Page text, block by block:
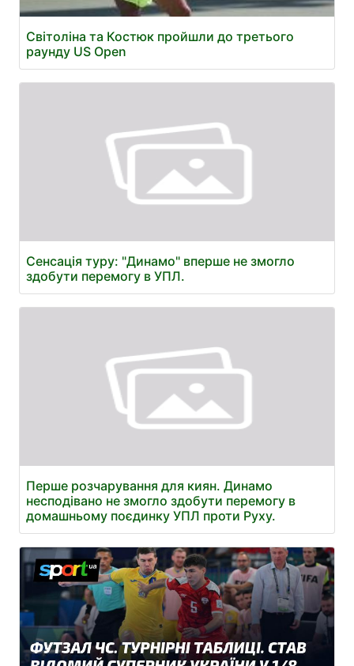
Світоліна та Костюк пройшли до третього
раунду US Open
Сенсація туру: "Динамо" вперше не змогло
здобути перемогу в УПЛ.
Перше розчарування для киян. Динамо
несподівано не змогло здобути перемогу в
домашньому поєдинку УПЛ проти Руху.